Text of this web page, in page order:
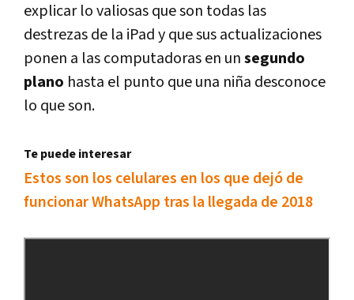
explicar lo valiosas que son todas las
destrezas de la iPad y que sus actualizaciones
ponen a las computadoras en unsegundo
plano hasta el punto que una niña desconoce
lo que son.
Te puede interesar
Estos son los celulares en los que dejó de
funcionar WhatsApp tras la llegada de 2018